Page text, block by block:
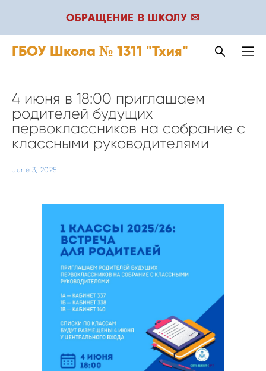
ОБРАЩЕНИЕ В ШКОЛУ ✉
ГБОУ Школа № 1311 "Тхия"
June 3, 2025
4 июня в 18:00 приглашаем
родителей будущих
первоклассников на собрание с
классными руководителями